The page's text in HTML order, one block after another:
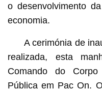
o desenvolvimento
economia.
A cerimónia de
realizada, esta
Comando do
Pública em Pac On.